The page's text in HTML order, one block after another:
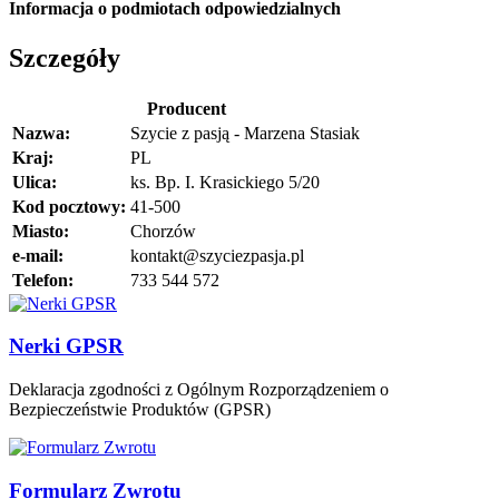
Informacja o podmiotach odpowiedzialnych
Szczegóły
Producent
Nazwa:
Szycie z pasją - Marzena Stasiak
Kraj:
PL
Ulica:
ks. Bp. I. Krasickiego 5/20
Kod pocztowy: 41-500
Miasto:
Chorzów
e-mail:
kontakt@szyciezpasja.pl
Telefon:
733 544 572
Nerki GPSR
Deklaracja zgodności z Ogólnym Rozporządzeniem o
Bezpieczeństwie Produktów (GPSR)
Formularz Zwrotu